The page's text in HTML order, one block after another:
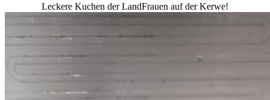
Leckere Kuchen der LandFrauen auf der Kerwe!